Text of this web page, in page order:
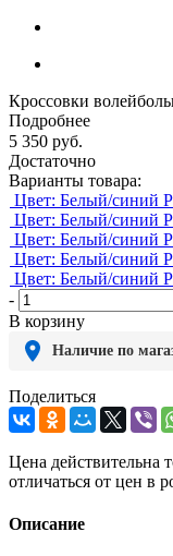
Кроссовки
Подробнее
5 350 руб.
Достаточно
Варианты товара:
Цвет: Белый/синий
Цвет: Белый/синий
Цвет: Белый/синий
Цвет: Белый/синий
Цвет: Белый/синий
-
В корзину
Наличие по
Поделиться
Цена действительна
отличаться от цен в
Описание